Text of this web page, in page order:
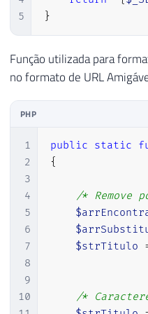
5
}
Função utilizada para
no formato de URL
PHP
1
2
3
4
5
6
7
8
9
10
public static
{
/* Remove
$strTitulo
/*